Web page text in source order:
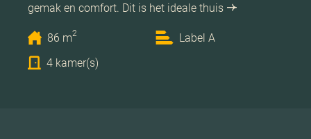
gemak en comfort. Dit is het ideale thuis
86 m2
Label A
4 kamer(s)